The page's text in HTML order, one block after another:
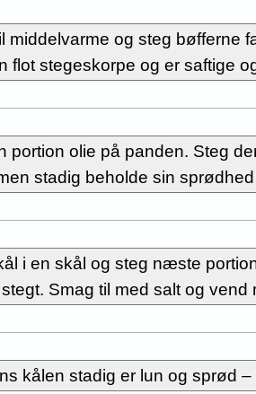
middelvarme og steg bøfferne
flot stegeskorpe og er saftige
portion olie på panden. Steg
stadig beholde sin
i en skål og steg næste
Smag til med salt og
kålen stadig er lun og sprød